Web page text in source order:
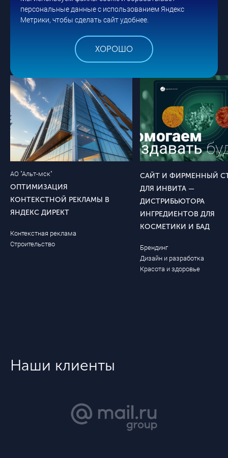
стратегию.
миллионниками во всех социальных сетях, на
YouTube и других площадках.
аудитории, мониторим прирост трафика на
сайт из социальных сетей, гарантируем
разработку креативной механики для
блогеров. И конечно, мы гарантируем нашу
вовлеченность и полную отдачу в вашем
проекте. Ведь успешная история — это наша
общая победа.
Кейсы по услугам VIPRO
АО "Альт-мск"
ОПТИМИЗАЦИЯ
КОНТЕКСТНОЙ РЕКЛАМЫ В
ЯНДЕКС ДИРЕКТ
Контекстная реклама
Строительство
САЙТ И ФИРМЕННЫЙ
ДЛЯ ИНВИТА —
ДИСТРИБЬЮТОРА
ИНГРЕДИЕНТОВ ДЛЯ
КОСМЕТИКИ И БАД
Брендинг
Дизайн и разработка
Красота и здоровье
Наши клиенты
персональные данные с использованием Яндекс
Метрики, чтобы сделать сайт удобнее.
ХОРОШО